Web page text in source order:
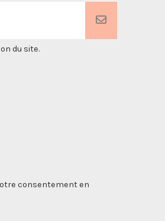
du site.
consentement en